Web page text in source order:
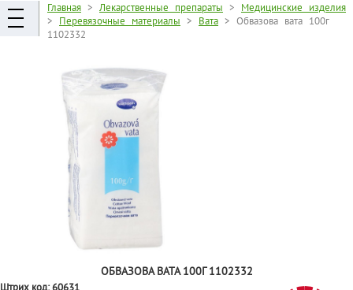
Главная > Лекарственные препараты > Медицинские изделия
> Перевязочные материалы > Вата > Обвазова вата 100г
1102332
ОБВАЗОВА ВАТА 100Г 1102332
Штрих код:60631